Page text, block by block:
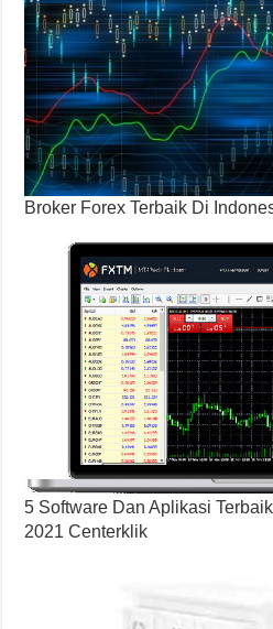
Broker Forex Terbaik Di
5 Software Dan Aplikasi
2021 Centerklik